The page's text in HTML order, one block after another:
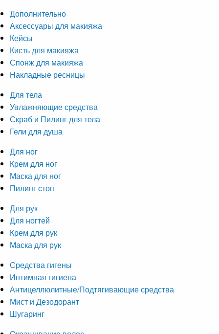
Дополнительно
Аксессуары для макияжа
Кейсы
Кисть для макияжа
Спонж для макияжа
Накладные ресницы
Для тела
Увлажняющие средства
Скраб и Пилинг для тела
Гели для душа
Для ног
Крем для ног
Маска для ног
Пилинг стоп
Для рук
Для ногтей
Крем для рук
Маска для рук
Средства гигены
Интимная гигиена
Антицеллюлитные/Подтягивающие средства
Мист и Дезодорант
Шугаринг